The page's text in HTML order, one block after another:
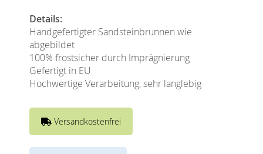
Details:
Handgefertigter Sandsteinbrunnen wie
abgebildet
100% frostsicher durch Imprägnierung
Gefertigt in EU
Hochwertige Verarbeitung, sehr langlebig
Versandkostenfrei